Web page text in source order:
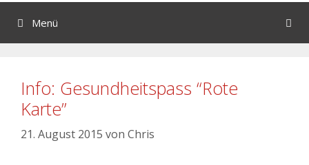
Menü
Info: Gesundheitspass “Rote
Karte”
21. August 2015 von Chris